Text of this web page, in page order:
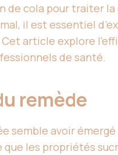
de cola pour traiter
mal, il est essentiel
article explore
de santé.
remède
semble avoir
que les propriétés